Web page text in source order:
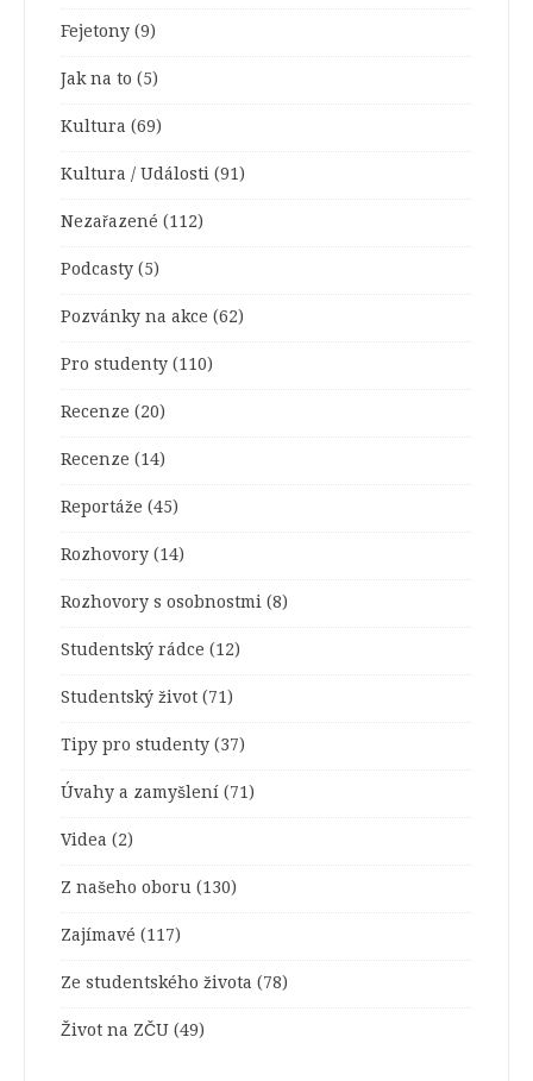
Fejetony (9)
Jak na to (5)
Kultura (69)
Kultura / Události (91)
Nezařazené (112)
Podcasty (5)
Pozvánky na akce (62)
Pro studenty (110)
Recenze (20)
Recenze (14)
Reportáže (45)
Rozhovory (14)
Rozhovory s osobnostmi (8)
Studentský rádce (12)
Studentský život (71)
Tipy pro studenty (37)
Úvahy a zamyšlení (71)
Videa (2)
Z našeho oboru (130)
Zajímavé (117)
Ze studentského života (78)
Život na ZČU (49)